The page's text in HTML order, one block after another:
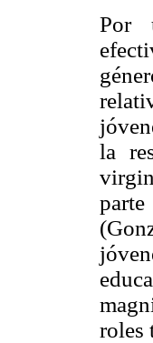
Por
la
roles